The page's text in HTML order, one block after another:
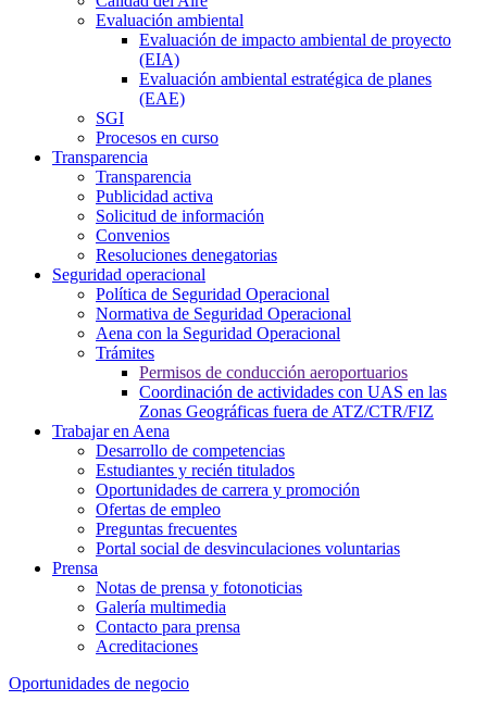
Evaluación ambiental
Evaluación de impacto ambiental de proyecto
(EIA)
Evaluación ambiental estratégica de planes
(EAE)
SGI
Procesos en curso
Transparencia
Transparencia
Publicidad activa
Solicitud de información
Convenios
Resoluciones denegatorias
Seguridad operacional
Política de Seguridad Operacional
Normativa de Seguridad Operacional
Aena con la Seguridad Operacional
Trámites
Permisos de conducción aeroportuarios
Coordinación de actividades con UAS en las
Zonas Geográficas fuera de ATZ/CTR/FIZ
Trabajar en Aena
Desarrollo de competencias
Estudiantes y recién titulados
Oportunidades de carrera y promoción
Ofertas de empleo
Preguntas frecuentes
Portal social de desvinculaciones voluntarias
Prensa
Notas de prensa y fotonoticias
Galería multimedia
Contacto para prensa
Acreditaciones
Oportunidades de negocio